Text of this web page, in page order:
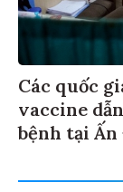
Các quốc
vaccine
bệnh tại Ấn